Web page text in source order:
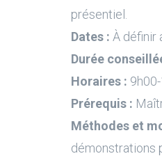
présentiel.
Dates : À définir
Durée
Horaires :
Prérequis :
Méthodes et
démonstrations